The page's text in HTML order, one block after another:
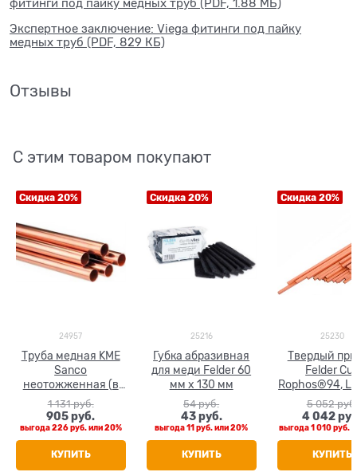
фитинги под пайку медных труб (PDF, 1.88 МБ)
Экспертное заключение: Viega фитинги под пайку
медных труб (PDF, 829 КБ)
Отзывы
С этим товаром покупают
Скидка 20%
24957
Труба медная KME
Sanco
неотожженная (в
штанге 5 м) 28 x 1.0
1 131 руб.
905 руб.
выгода226 руб.или20%
КУПИТЬ
Скидка 20%
25216
Губка абразивная
для меди Felder 60
мм х 130 мм
54 руб.
43 руб.
выгода11 руб.или20%
КУПИТЬ
Скидка 20%
25230
Твердый
Felder
Rophos®94,
ф 2 мм,
кг
5 052 руб.
4 042
выгода1 010 руб.
КУПИТЬ